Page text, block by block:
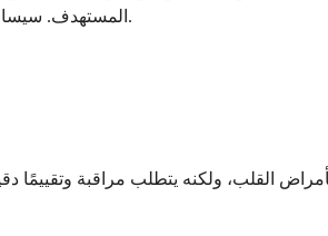
المستهدف. سيساعدك طبيب الأورام الخاص بك في تحديد العلاج الذي يوفر أفضل توازن بين الفعالية والتحمل لحالتك الفردية.
القلب، ولكنه يتطلب مراقبة وتقييمًا